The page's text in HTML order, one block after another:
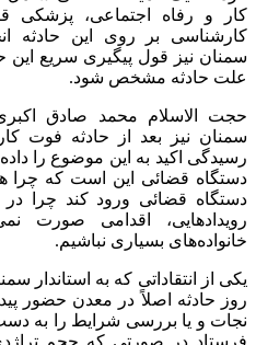
کار و رفاه اجتماعی، پزشکی
کارشناسی بر روی این حادثه
سمنان نیز قول پیگیری سریع این
علت حادثه مشخص شود.
حجت الاسلام محمد صادق
سمنان نیز بعد از حادثه فوت
رسیدگی اکید به این موضوع را
دستگاه قضائی این است که چرا
دستگاه قضائی ورود کند چرا
رویدادهایی، اقدامی صورت
خانواده‌های بسیاری نباشیم.
یکی از انتقاداتی که به استاندار
روز حادثه اصلاً در معدن حضور
نجات و یا بررسی شرایط را به
فرستاد در صورتی که حجم